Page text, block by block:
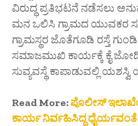
ವಿರುದ್ಧ ಪ್ರತಿಭಟನೆ ನಡೆಸಲು
ಮನ ಒಲಿಸಿ ಗ್ರಾಮದ ಯುವಕರ
ಗ್ರಾಮಸ್ಥರ ಜೊತೆಗೂಡಿ ರಸ್ತೆ
ಸಮಾಜಮುಖಿ ಕಾರ್ಯಕ್ಕೆ ಕೈ
ಸುವ್ಯವಸ್ಥೆ ಕಾಪಾಡುವಲ್ಲಿ ಯಶಸ್ವಿ
Read More:ಪೊಲೀಸ್
ಕಾರ್ಯ ನಿರ್ವಹಿಸಿದ್ದ ಧೈರ್ಯವಂತೆ